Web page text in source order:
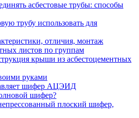
асбестовые трубы: способы
трубу использовать для
отличия, монтаж
листов по группам
крыши из асбестоцементных
руками
шифер АЦЭИД
шифер?
плоский шифер,